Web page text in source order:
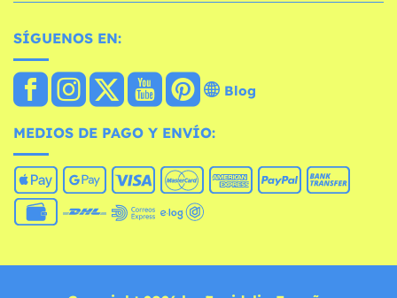
SÍGUENOS EN:
Blog
MEDIOS DE PAGO Y ENVÍO: